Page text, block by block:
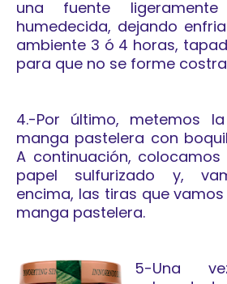
una fuente
humedecida, dejando
ambiente 3 ó 4 horas,
para que no se forme
4.-Por último, metemos
manga pastelera con
A continuación,
papel sulfurizado y,
encima, las tiras que
manga pastelera.
5-Una